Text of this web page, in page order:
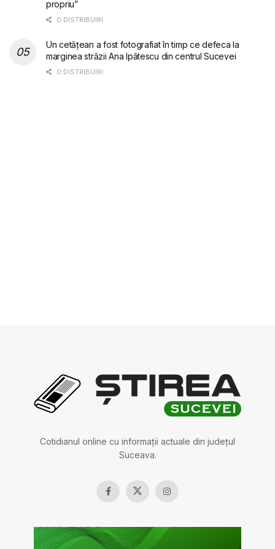
propriu”
0 DISTRIBUIRI
Un cetățean a fost fotografiat în timp ce defeca la
marginea străzii Ana Ipătescu din centrul Sucevei
0 DISTRIBUIRI
Cotidianul online cu informații actuale din județul
Suceava.